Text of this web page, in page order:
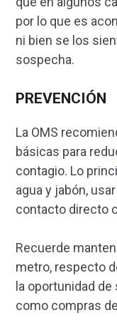
por lo que es
ni bien se los
sospecha.
PREVENCIÓN
La OMS
básicas para
contagio. Lo
agua y jabón,
contacto directo
Recuerde
metro, respecto
la oportunidad
como compras